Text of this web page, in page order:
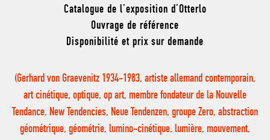
Catalogue de l’exposition d’Otterlo
Ouvrage de référence
Disponibilité et prix sur demande
(Gerhard von Graevenitz 1934-1983, artiste allemand contemporain,
art cinétique, optique, op art, membre fondateur de la Nouvelle
Tendance, New Tendencies, Neue Tendenzen, groupe Zero, abstraction
géométrique, géométrie, lumino-cinétique, lumière, mouvement,